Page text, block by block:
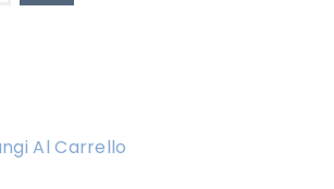
Al Carrello